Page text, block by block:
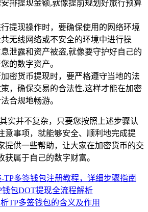
排提现金额,就像提前规划好旅行预算
提现操作时，要确保使用的网络环境
无线网络或不安全的环境中进行操
泄露和资产被盗,就像要守护好自己的
的数字资产。
加密货币提现时，要严格遵守当地的法
，确保交易的合法性,这样才能在加密
合规地畅游。
实并不复杂，只要您按照上述步骤认
意事项，就能够安全、顺利地完成提
提供一些帮助，让大家在加密货币的交
属于自己的数字财富。
TP多签钱包注册教程，详细步骤指南
钱包DOT提现全流程解析
TP多签钱包的含义及作用